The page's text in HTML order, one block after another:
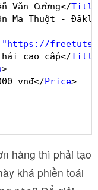
Văn Cường</Title
Ma Thuột -
"https://
cao cấp</Title
>
vnđ</Price>
hàng thì phải tạo
khá phiền toái